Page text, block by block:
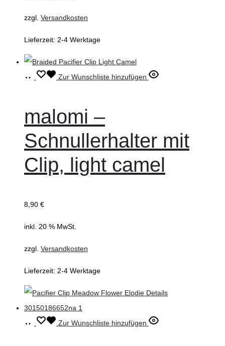
zzgl. Versandkosten
Lieferzeit: 2-4 Werktage
In
Zur Wunschliste hinzufügen
malomi –
Schnullerhalter mit
Clip, light camel
8,90 €
inkl. 20 % MwSt.
zzgl. Versandkosten
Lieferzeit: 2-4 Werktage
In
Zur Wunschliste hinzufügen